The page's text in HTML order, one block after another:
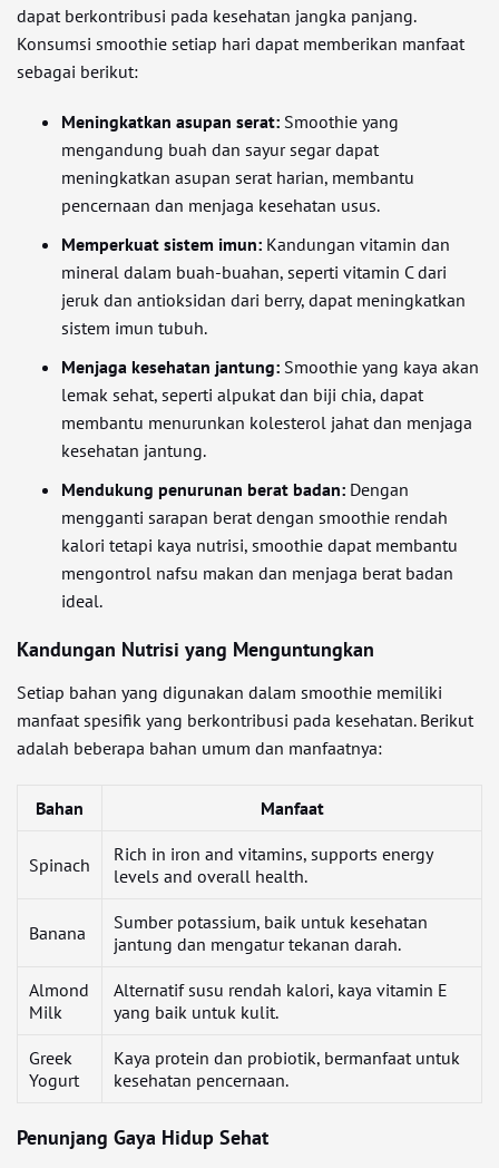
dapat berkontribusi pada kesehatan jangka panjang.
Konsumsi smoothie setiap hari dapat memberikan manfaat
sebagai berikut:
Meningkatkan asupan serat: Smoothie yang
mengandung buah dan sayur segar dapat
meningkatkan asupan serat harian, membantu
pencernaan dan menjaga kesehatan usus.
Memperkuat sistem imun: Kandungan vitamin dan
mineral dalam buah-buahan, seperti vitamin C dari
jeruk dan antioksidan dari berry, dapat meningkatkan
sistem imun tubuh.
Menjaga kesehatan jantung: Smoothie yang kaya akan
lemak sehat, seperti alpukat dan biji chia, dapat
membantu menurunkan kolesterol jahat dan menjaga
kesehatan jantung.
Mendukung penurunan berat badan: Dengan
mengganti sarapan berat dengan smoothie rendah
kalori tetapi kaya nutrisi, smoothie dapat membantu
mengontrol nafsu makan dan menjaga berat badan
ideal.
Kandungan Nutrisi yang Menguntungkan
Setiap bahan yang digunakan dalam smoothie memiliki
manfaat spesifik yang berkontribusi pada kesehatan. Berikut
adalah beberapa bahan umum dan manfaatnya:
Bahan Manfaat
Spinach
Rich in iron and vitamins, supports energy
levels and overall health.
Banana
Sumber potassium, baik untuk kesehatan
jantung dan mengatur tekanan darah.
Almond
Milk
Alternatif susu rendah kalori, kaya vitamin E
yang baik untuk kulit.
Greek
Yogurt
Kaya protein dan probiotik, bermanfaat untuk
kesehatan pencernaan.
Penunjang Gaya Hidup Sehat